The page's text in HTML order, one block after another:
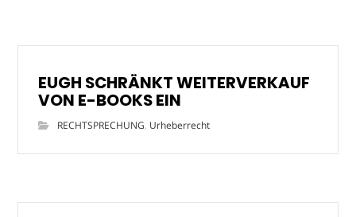
EUGH SCHRÄNKT WEITERVERKAUF
VON E-BOOKS EIN
RECHTSPRECHUNG, Urheberrecht